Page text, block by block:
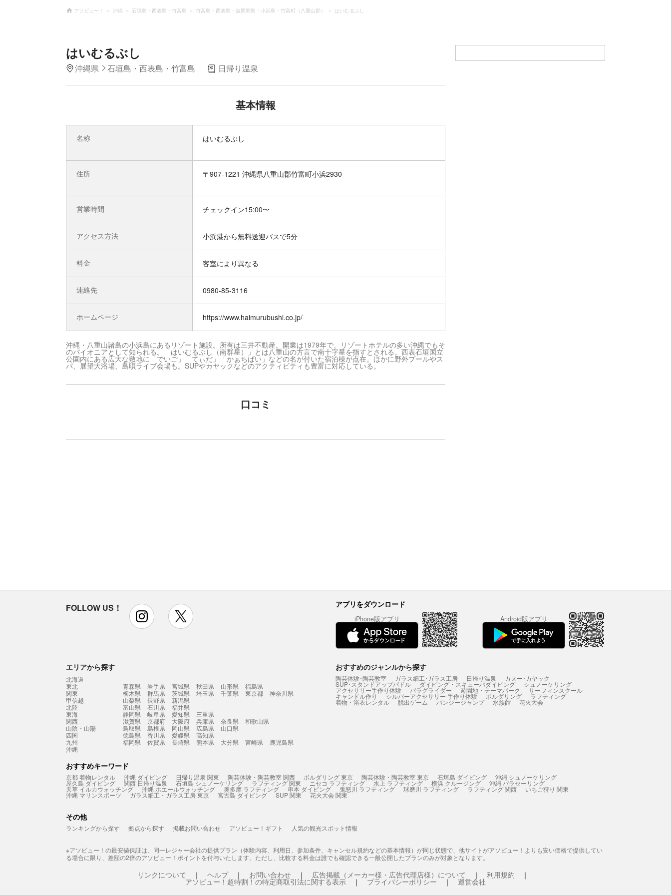
アソビュー！ 沖縄 石垣島・西表島・竹富島 竹富島・西表島・波照間島・小浜島・竹富町（八重山郡） はいむるぶし
はいむるぶし
沖縄県 石垣島・西表島・竹富島 日帰り温泉
基本情報
名称 はいむるぶし
住所 〒907-1221 沖縄県八重山郡竹富町小浜2930
営業時間 チェックイン15:00〜
アクセス方法 小浜港から無料送迎バスで5分
料金 客室により異なる
連絡先 0980-85-3116
ホームページ https://www.haimurubushi.co.jp/
沖縄・八重山諸島の小浜島にあるリゾート施設。所有は三井不動産。開業は1979年で、リゾートホテルの多い沖縄でもそ
のパイオニアとして知られる。「はいむるぶし（南群星）」とは八重山の方言で南十字星を指すとされる。西表石垣国立
公園内にある広大な敷地に「でいご」「てぃだ」「かぁちばい」などの名が付いた宿泊棟が点在。ほかに野外プールやス
パ、展望大浴場、島唄ライブ会場も。SUPやカヤックなどのアクティビティも豊富に対応している。
口コミ
FOLLOW US！ instagram アプリをダウンロード
iPhone版アプリ Android版アプリ
エリアから探す
北海道
東北
青森県 岩手県 宮城県 秋田県 山形県
福島県
関東
栃木県 群馬県 茨城県 埼玉県 千葉県 東京都
神奈川県
甲信越
山梨県 長野県
新潟県
北陸
富山県 石川県
福井県
東海
静岡県 岐阜県 愛知県
三重県
関西
滋賀県 京都府 大阪府 兵庫県 奈良県
和歌山県
山陰・山陽
鳥取県 島根県 岡山県 広島県
山口県
四国
徳島県 香川県 愛媛県
高知県
九州
福岡県 佐賀県 長崎県 熊本県 大分県 宮崎県
鹿児島県
沖縄
おすすめのジャンルから探す
陶芸体験･陶芸教室 ガラス細工･ガラス工房 日帰り温泉 カヌー･カヤック
SUP･スタンドアップパドル ダイビング・スキューバダイビング シュノーケリング
アクセサリー手作り体験 パラグライダー 遊園地・テーマパーク サーフィンスクール
キャンドル作り シルバーアクセサリー 手作り体験 ボルダリング ラフティング
着物・浴衣レンタル 脱出ゲーム バンジージャンプ 水族館 花火大会
おすすめキーワード
京都 着物レンタル 沖縄 ダイビング 日帰り温泉 関東 陶芸体験・陶芸教室 関西 ボルダリング 東京 陶芸体験・陶芸教室 東京 石垣島 ダイビング 沖縄 シュノーケリング
屋久島 ダイビング 関西 日帰り温泉 石垣島 シュノーケリング ラフティング 関東 ニセコ ラフティング 水上 ラフティング 横浜 クルージング 沖縄 パラセーリング
天草 イルカウォッチング 沖縄 ホエールウォッチング 奥多摩 ラフティング 串本 ダイビング 鬼怒川 ラフティング 球磨川 ラフティング ラフティング 関西 いちご狩り 関東
沖縄 マリンスポーツ ガラス細工・ガラス工房 東京 宮古島 ダイビング SUP 関東 花火大会 関東
その他
ランキングから探す 拠点から探す 掲載お問い合わせ アソビュー！ギフト 人気の観光スポット情報
※アソビュー！の最安値保証は、同一レジャー会社の提供プラン（体験内容、利用日、参加条件、キャンセル規約などの基本情報）が同じ状態で、他サイトがアソビュー！よりも安い価格で提供してい
る場合に限り、差額の2倍のアソビュー！ポイントを付与いたします。ただし、比較する料金は誰でも確認できる一般公開したプランのみが対象となります。
リンクについて ヘルプ お問い合わせ 広告掲載（メーカー様・広告代理店様）について 利用規約
アソビュー！超特割！の特定商取引法に関する表示 プライバシーポリシー 運営会社